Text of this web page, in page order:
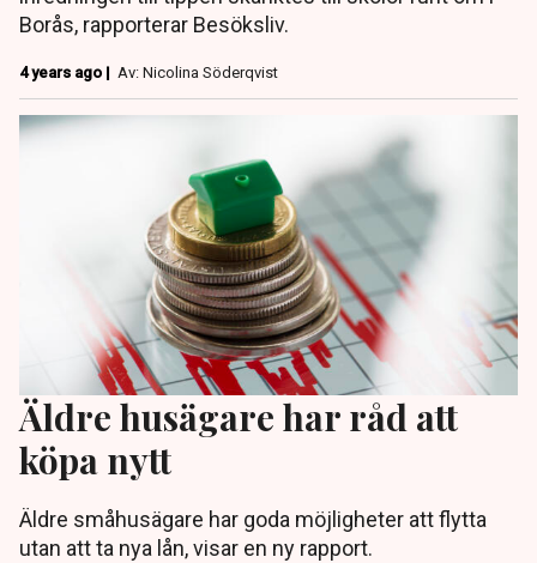
Borås, rapporterar Besöksliv.
4 years ago | Av: Nicolina Söderqvist
Äldre husägare har råd att
köpa nytt
Äldre småhusägare har goda möjligheter att flytta
utan att ta nya lån, visar en ny rapport.